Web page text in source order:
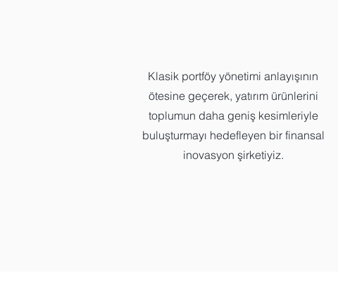
Klasik portföy yönetimi anlayışının
ötesine geçerek, yatırım ürünlerini
toplumun daha geniş kesimleriyle
buluşturmayı hedefleyen bir finansal
inovasyon şirketiyiz.